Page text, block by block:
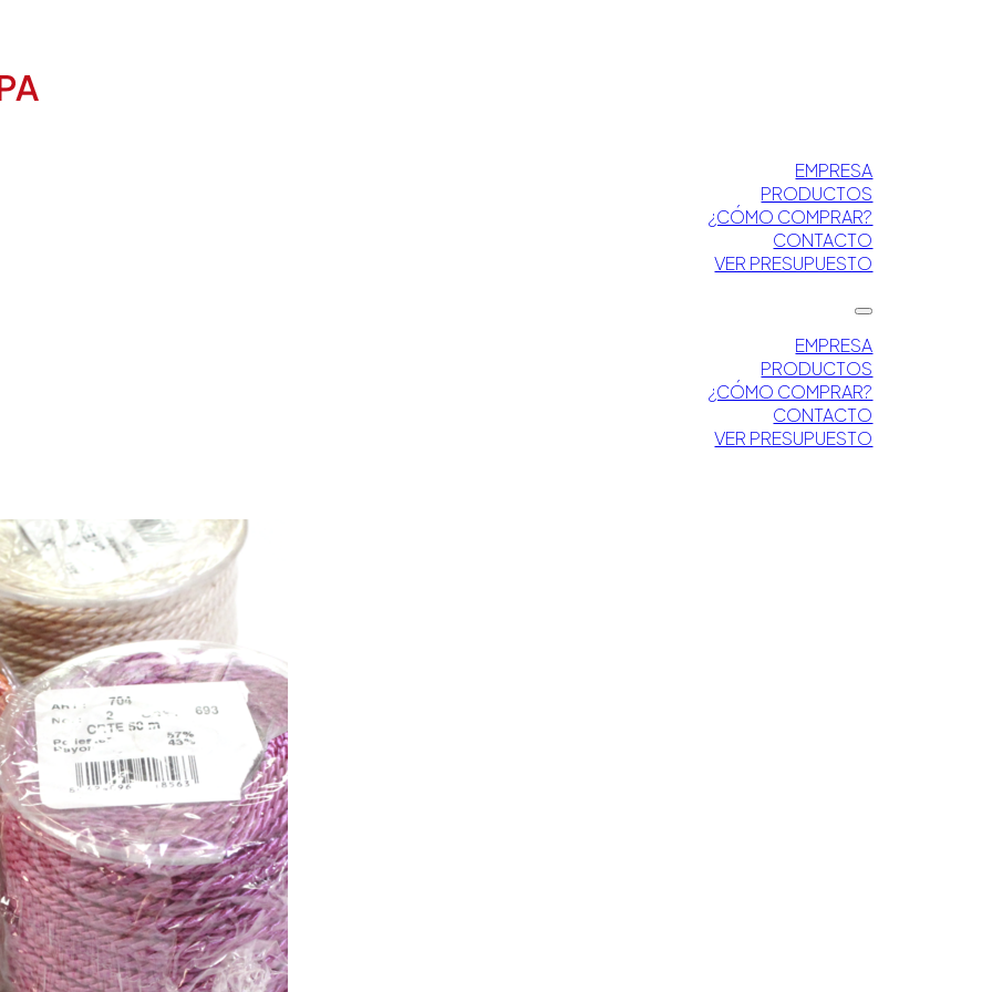
EMPRESA
PRODUCTOS
¿CÓMO COMPRAR?
CONTACTO
VER PRESUPUESTO
EMPRESA
PRODUCTOS
¿CÓMO COMPRAR?
CONTACTO
VER PRESUPUESTO